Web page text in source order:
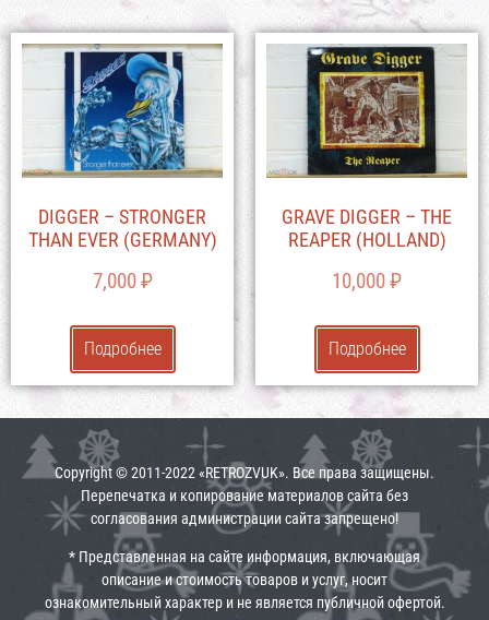
DIGGER – STRONGER
THAN EVER (GERMANY)
7,000₽
Подробнее
GRAVE DIGGER – THE
REAPER (HOLLAND)
10,000₽
Подробнее
Copyright © 2011-2022 «RETROZVUK». Все права защищены.
Перепечатка и копирование материалов сайта без
согласования администрации сайта запрещено!
* Представленная на сайте информация, включающая
описание и стоимость товаров и услуг, носит
ознакомительный характер и не является публичной офертой.